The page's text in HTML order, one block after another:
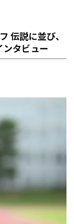
伝説に並び、
ンタビュー